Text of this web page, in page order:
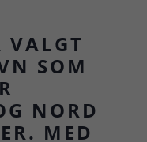
VALGT
SOM
NORD
MED